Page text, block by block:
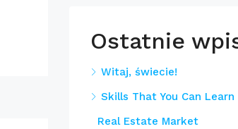
Ostatnie
Witaj, świecie!
Skills That You Can Learn
Real Estate Market